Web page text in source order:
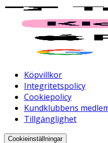
Köpvillkor
Integritetspolicy
Cookiepolicy
Kundklubbens
Tillgänglighet
Cookieinställningar